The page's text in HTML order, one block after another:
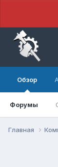
Обзор
Форумы
Главная